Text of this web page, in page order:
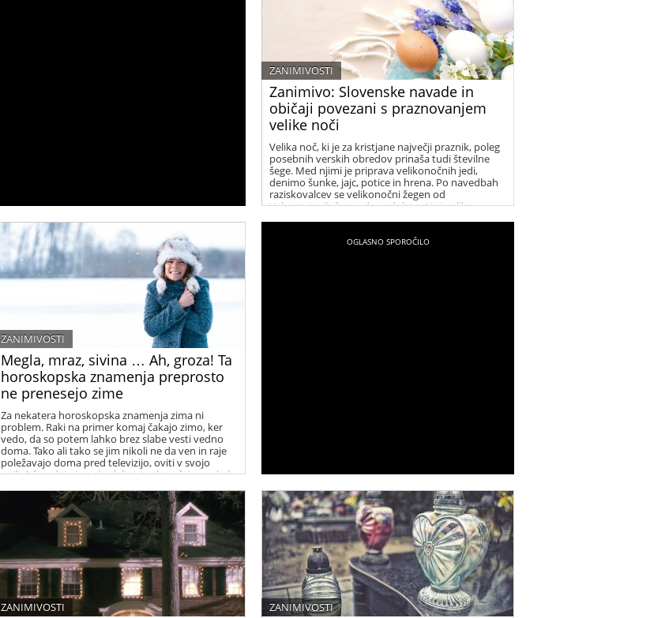
Zanimivo: Slovenske navade in
običaji povezani s praznovanjem
velike noči
ZANIMIVOSTI
Velika noč, ki je za kristjane največji praznik, poleg
posebnih verskih obredov prinaša tudi številne
šege. Med njimi je priprava velikonočnih jedi,
denimo šunke, jajc, potice in hrena. Po navedbah
raziskovalcev se velikonočni žegen od
Valvasorjevih časov do sodobnosti ni veliko
Megla, mraz, sivina … Ah, groza! Ta
horoskopska znamenja preprosto
ne prenesejo zime
ZANIMIVOSTI
Za nekatera horoskopska znamenja zima ni
problem. Raki na primer komaj čakajo zimo, ker
vedo, da so potem lahko brez slabe vesti vedno
doma. Tako ali tako se jim nikoli ne da ven in raje
poležavajo doma pred televizijo, oviti v svojo
najljubšo odejo in s skodelico toplega čaja v rokah.
mora …ste med njimi?
ZANIMIVOSTI ZANIMIVOSTI